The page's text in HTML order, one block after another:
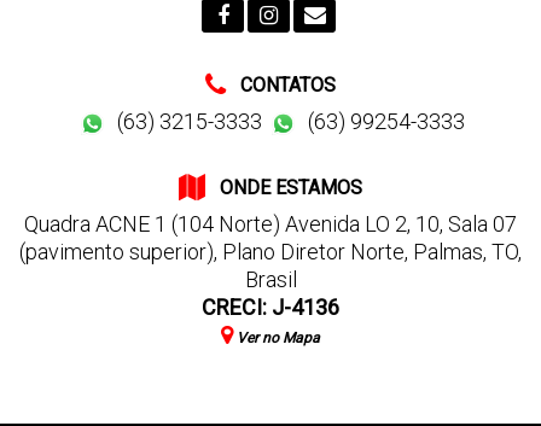
CONTATOS
(63) 3215-3333 (63) 99254-3333
ONDE ESTAMOS
Quadra ACNE 1 (104 Norte) Avenida LO 2, 10, Sala 07
(pavimento superior), Plano Diretor Norte, Palmas, TO,
Brasil
CRECI: J-4136
Ver no Mapa